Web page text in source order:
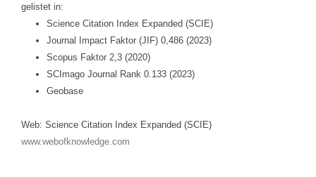
gelistet in:
Science Citation Index Expanded (SCIE)
Journal Impact Faktor (JIF) 0,486 (2023)
Scopus Faktor 2,3 (2020)
SCImago Journal Rank 0.133 (2023)
Geobase
Web: Science Citation Index Expanded (SCIE)
www.webofknowledge.com